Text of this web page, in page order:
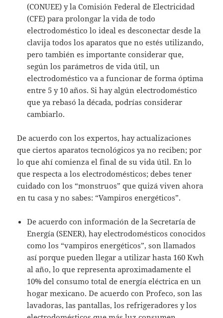
(CONUEE) y la Comisión Federal de Electricidad
(CFE) para prolongar la vida de todo
electrodoméstico lo ideal es desconectar desde la
clavija todos los aparatos que no estés utilizando,
pero también es importante considerar que,
según los parámetros de vida útil, un
electrodoméstico va a funcionar de forma óptima
entre 5 y 10 años. Si hay algún electrodoméstico
que ya rebasó la década, podrías considerar
cambiarlo.
De acuerdo con los expertos, hay actualizaciones
que ciertos aparatos tecnológicos ya no reciben; por
lo que ahí comienza el final de su vida útil. En lo
que respecta a los electrodomésticos; debes tener
cuidado con los “monstruos” que quizá viven ahora
en tu casa y no sabes: “Vampiros energéticos”.
De acuerdo con información de la Secretaría de
Energía (SENER), hay electrodomésticos conocidos
como los “vampiros energéticos”, son llamados
así porque pueden llegar a utilizar hasta 160 Kwh
al año, lo que representa aproximadamente el
10% del consumo total de energía eléctrica en un
hogar mexicano. De acuerdo con Profeco, son las
lavadoras, las pantallas, los refrigeradores y los